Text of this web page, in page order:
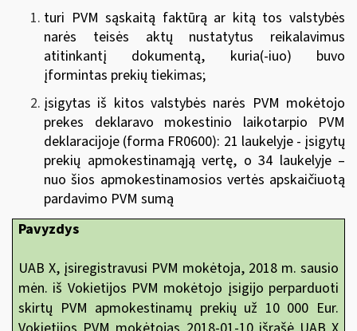
turi PVM sąskaitą faktūrą ar kitą tos valstybės
narės teisės aktų nustatytus reikalavimus
atitinkantį dokumentą, kuria(-iuo) buvo
įformintas prekių tiekimas;
įsigytas iš kitos valstybės narės PVM mokėtojo
prekes deklaravo mokestinio laikotarpio PVM
deklaracijoje (forma FR0600): 21 laukelyje - įsigytų
prekių apmokestinamąją vertę, o 34 laukelyje –
nuo šios apmokestinamosios vertės apskaičiuotą
pardavimo PVM sumą
Pavyzdys
UAB X, įsiregistravusi PVM mokėtoja, 2018 m. sausio
mėn. iš Vokietijos PVM mokėtojo įsigijo perparduoti
skirtų PVM apmokestinamų prekių už 10 000 Eur.